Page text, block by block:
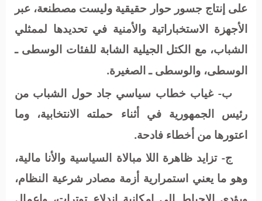
على إنتاج جسور حوار حقيقية وليست مصطنعة، عبر
الأجهزة الاستخباراتية والأمنية في تحديدها لممثلي
الشباب، مع الكتل الجيلية الشابة للفئات الوسطى ـ
الوسطى، والوسطى ـ الصغيرة.
ب- غياب خطاب سياسي جاد حول الشباب من
رئيس الجمهورية في أثناء حملته الانتخابية، وما
اعتورها من أخطاء فادحة.
ج- تزايد ظاهرة اللا مبالاة السياسية والأنا مالية،
وهو ما يعني استمرارية أزمة مصادر شرعية النظام،